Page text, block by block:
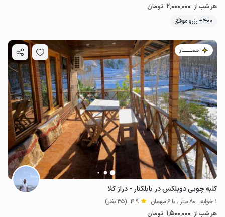
هر شب از 2٬000٬000 تومان
400+ رزرو موفق
مـمـتــــــاز
کلبه چوبی دوبلکس در بابلکنار - دراز کلا
1 خوابه . 80 متر . تا 6 مهمان 4.9 (35 نظر)
هر شب از 1٬500٬000 تومان